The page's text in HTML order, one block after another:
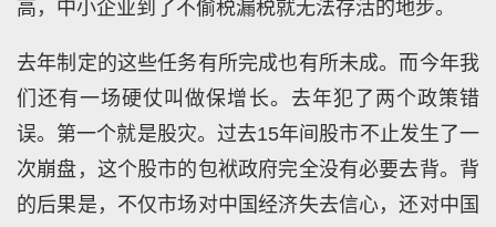
高，中小企业到了不偷税漏税就无法存活的地步。
去年制定的这些任务有所完成也有所未成。而今年我
们还有一场硬仗叫做保增长。去年犯了两个政策错
误。第一个就是股灾。过去15年间股市不止发生了一
次崩盘，这个股市的包袱政府完全没有必要去背。背
的后果是，不仅市场对中国经济失去信心，还对中国